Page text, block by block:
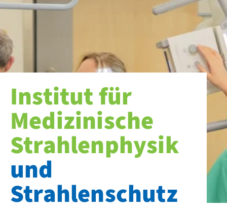
Institut für
Medizinische
Strahlenphysik
und
Strahlenschutz